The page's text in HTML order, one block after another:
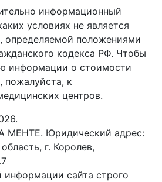
информационный
условиях не является
определяемой положениями
кодекса РФ. Чтобы
информации о стоимости
пожалуйста, к
центров.
Юридический адрес:
г. Королев,
сайта строго